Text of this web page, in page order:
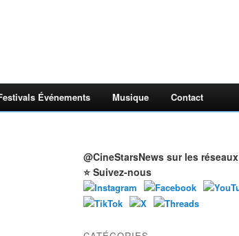
Événements Musique Contact
@CineStarsNews sur les réseaux
⭐ Suivez-nous